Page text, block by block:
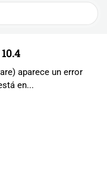
aparece un error
en...